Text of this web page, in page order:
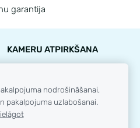
garantija
KAMERU ATPIRKŠANA
SĪKDATNES
nodrošināšanai,
pakalpojuma uzlabošanai.